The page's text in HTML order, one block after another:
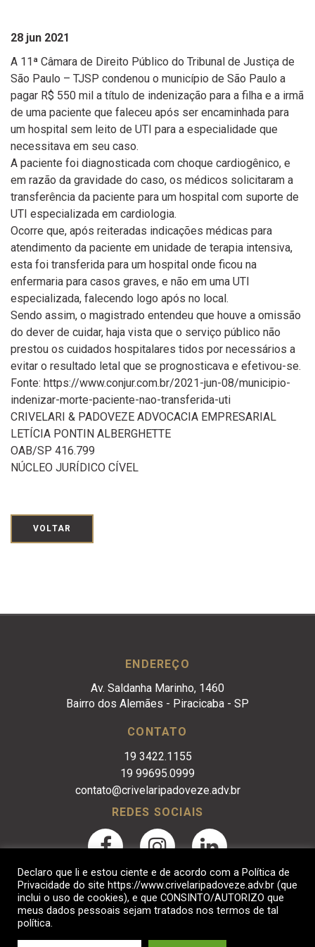
28 jun 2021
A 11ª Câmara de Direito Público do Tribunal de Justiça de
São Paulo – TJSP condenou o município de São Paulo a
pagar R$ 550 mil a título de indenização para a filha e a irmã
de uma paciente que faleceu após ser encaminhada para
um hospital sem leito de UTI para a especialidade que
necessitava em seu caso.
A paciente foi diagnosticada com choque cardiogênico, e
em razão da gravidade do caso, os médicos solicitaram a
transferência da paciente para um hospital com suporte de
UTI especializada em cardiologia.
Ocorre que, após reiteradas indicações médicas para
atendimento da paciente em unidade de terapia intensiva,
esta foi transferida para um hospital onde ficou na
enfermaria para casos graves, e não em uma UTI
especializada, falecendo logo após no local.
Sendo assim, o magistrado entendeu que houve a omissão
do dever de cuidar, haja vista que o serviço público não
prestou os cuidados hospitalares tidos por necessários a
evitar o resultado letal que se prognosticava e efetivou-se.
Fonte: https://www.conjur.com.br/2021-jun-08/municipio-
indenizar-morte-paciente-nao-transferida-uti
CRIVELARI & PADOVEZE ADVOCACIA EMPRESARIAL
LETÍCIA PONTIN ALBERGHETTE
OAB/SP 416.799
NÚCLEO JURÍDICO CÍVEL
VOLTAR
ENDEREÇO
Av. Saldanha Marinho, 1460
Bairro dos Alemães - Piracicaba - SP
CONTATO
19 3422.1155
19 99695.0999
contato@crivelaripadoveze.adv.br
REDES SOCIAIS
Crivelari & Padoveze Advocacia Empresarial. © 2017
Declaro que li e estou ciente e de acordo com a Política de
Privacidade do site https://www.crivelaripadoveze.adv.br (que
inclui o uso de cookies), e que CONSINTO/AUTORIZO que
meus dados pessoais sejam tratados nos termos de tal
política.